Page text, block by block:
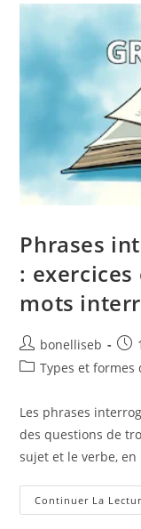
Phrases
:
mots
bonelliseb
Types et formes
Les phrases
des questions de
sujet et le verbe,
Continuer La